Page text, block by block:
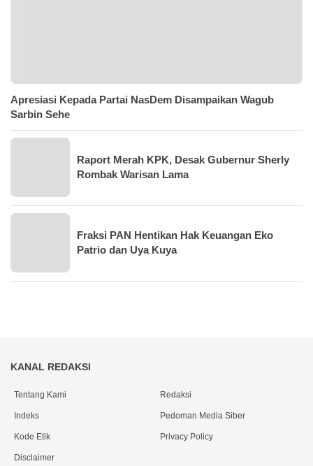
Apresiasi Kepada Partai NasDem Disampaikan Wagub
Sarbin Sehe
Raport Merah KPK, Desak Gubernur Sherly
Rombak Warisan Lama
Fraksi PAN Hentikan Hak Keuangan Eko
Patrio dan Uya Kuya
KANAL REDAKSI
Tentang Kami Redaksi
Indeks Pedoman Media Siber
Kode Etik Privacy Policy
Disclaimer